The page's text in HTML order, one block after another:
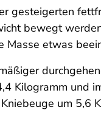
gesteigerten
bewegt
Masse etwas
Kilogramm und
um 5,6